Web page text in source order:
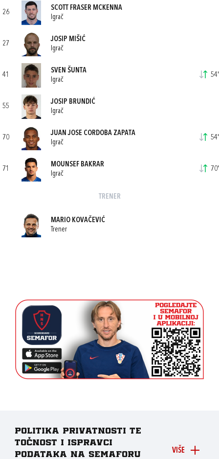
26
SCOTT FRASER MCKENNA
Igrač
27
JOSIP MIŠIĆ
Igrač
41
SVEN ŠUNTA
Igrač
54'
55
JOSIP BRUNDIĆ
Igrač
70
JUAN JOSE CORDOBA ZAPATA
Igrač
54'
71
MOUNSEF BAKRAR
Igrač
70'
TRENER
MARIO KOVAČEVIĆ
Trener
VIŠE
Politika privatnosti te
točnost i ispravci
podataka na Semaforu